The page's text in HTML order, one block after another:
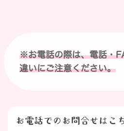
※お電話の際は、電話・
違いにご注意ください。
お電話でのお問合せはこ